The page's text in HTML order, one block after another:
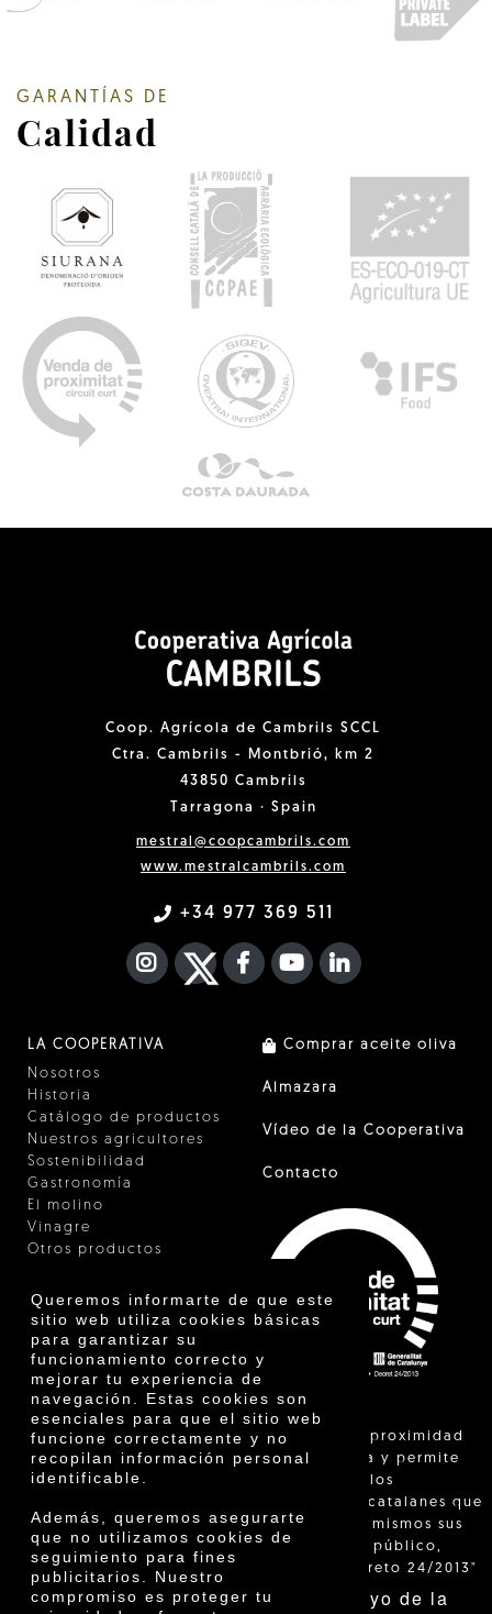
Queremos informarte de que este
sitio web utiliza cookies básicas
para garantizar su
funcionamiento correcto y
mejorar tu experiencia de
navegación. Estas cookies son
esenciales para que el sitio web
funcione correctamente y no
recopilan información personal
identificable.
Además, queremos asegurarte
que no utilizamos cookies de
seguimiento para fines
publicitarios. Nuestro
compromiso es proteger tu
GARANTÍAS DE
Calidad
Coop. Agrícola de Cambrils SCCL
Ctra. Cambrils - Montbrió, km 2
43850 Cambrils
Tarragona · Spain
mestral@coopcambrils.com
www.mestralcambrils.com
+34 977 369 511
INSTAGRAM
TWITTER
FACEBOOK F
YOUTUBEFA LINKEDIN
LA COOPERATIVA
Nosotros
Historia
Catálogo de productos
Nuestros agricultores
Sostenibilidad
Gastronomía
El molino
Vinagre
Otros productos
Premios
Innovación
Comprar aceite oliva
Almazara
Vídeo de la Cooperativa
Contacto
"La venta de proximidad
está regulada y permite
identificar a los
agricultores catalanes que
venden ellos mismos sus
productos al público,
según el Decreto 24/2013"
Con el apoyo de la